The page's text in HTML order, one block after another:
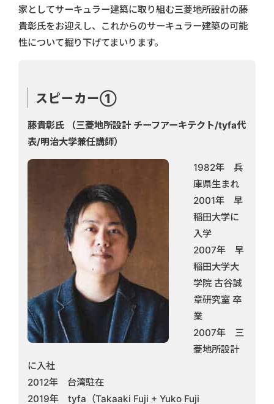
家としてサーキュラー建築に取り組む三菱地所設計の藤
貴彰氏をお迎えし、これからのサーキュラー建築の可能
性について掘り下げてまいります。
スピーカー①
藤貴彰氏 （三菱地所設計 チーフアーキテクト/tyfa代
表/明治大学兼任講師）
1982年 兵
庫県生まれ
2001年 早
稲田大学に
入学
2007年 早
稲田大学大
学院 古谷誠
章研究室 卒
業
2007年 三
菱地所設計
に入社
2012年 台湾駐在
2019年 tyfa（Takaaki Fuji + Yuko Fuji